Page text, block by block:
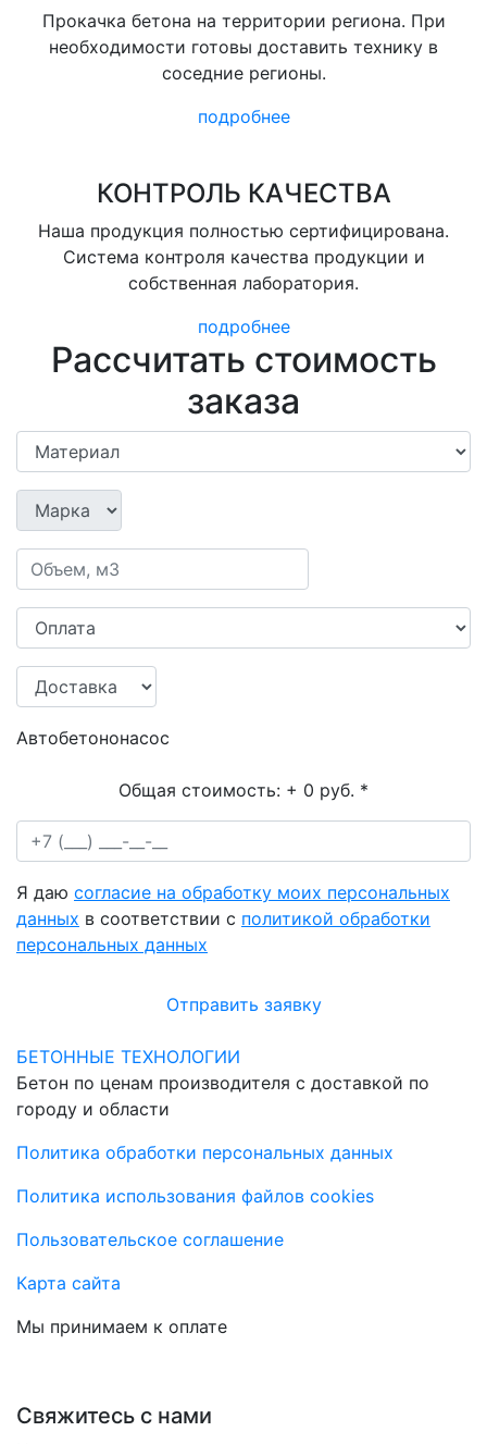
Прокачка бетона на территории региона. При
необходимости готовы доставить технику в
соседние регионы.
подробнее
КОНТРОЛЬ КАЧЕСТВА
Наша продукция полностью сертифицирована.
Система контроля качества продукции и
собственная лаборатория.
подробнее
Рассчитать стоимость
заказа
Автобетононасос
Общая стоимость: + 0 руб. *
Я даю согласие на обработку моих персональных
данных в соответствии с политикой обработки
персональных данных
Отправить заявку
БЕТОННЫЕ ТЕХНОЛОГИИ
Бетон по ценам производителя с доставкой по
городу и области
Политика обработки персональных данных
Политика использования файлов cookies
Пользовательское соглашение
Карта сайта
Мы принимаем к оплате
Свяжитесь с нами